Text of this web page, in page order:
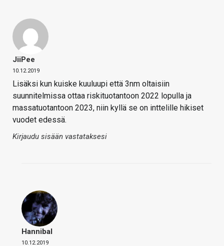
JiiPee
10.12.2019
Lisäksi kun kuiske kuuluupi että 3nm oltaisiin
suunnitelmissa ottaa riskituotantoon 2022 lopulla ja
massatuotantoon 2023, niin kyllä se on inttelille hikiset
vuodet edessä.
Kirjaudu sisään vastataksesi
Hannibal
10.12.2019